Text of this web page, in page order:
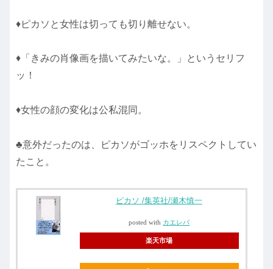
♦ピカソと女性は切っても切り離せない。
♦「きみの肖像画を描いてみたいな。」というセリフ
ッ！
♦女性の顔の変化は公私混同。
♣意外だったのは、ピカソがゴッホをリスペクトしてい
たこと。
ピカソ /集英社/瀬木慎一
posted with カエレバ
楽天市場